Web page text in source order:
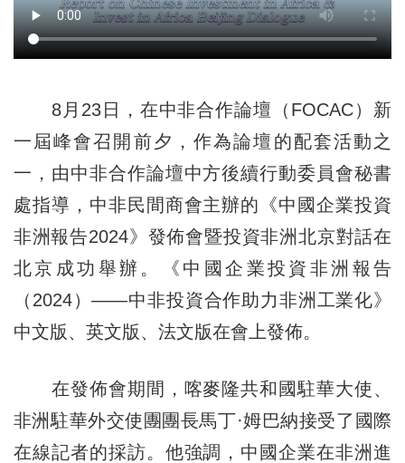
8月23日，在中非合作論壇（FOCAC）新
一屆峰會召開前夕，作為論壇的配套活動之
一，由中非合作論壇中方後續行動委員會秘書
處指導，中非民間商會主辦的《中國企業投資
非洲報告2024》發佈會暨投資非洲北京對話在
北京成功舉辦。《中國企業投資非洲報告
（2024）——中非投資合作助力非洲工業化》
中文版、英文版、法文版在會上發佈。
在發佈會期間，喀麥隆共和國駐華大使、
非洲駐華外交使團團長馬丁·姆巴納接受了國際
在線記者的採訪。他強調，中國企業在非洲進